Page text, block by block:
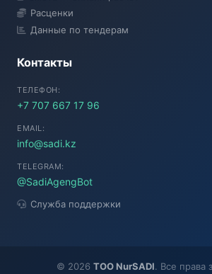
Расценки
Данные по тендерам
Контакты
ТЕЛЕФОН:
+7 707 667 17 96
EMAIL:
info@sadi.kz
TELEGRAM:
@SadiAgengBot
Служба поддержки
© 2026 TOO NurSADI. Все права